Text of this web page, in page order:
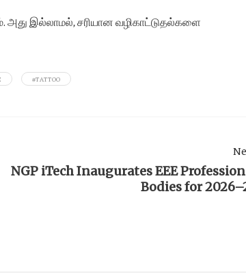
அது இல்லாமல், சரியான வழிகாட்டுதல்களை
#TATTOO
NGP iTech Inaugurates EEE
Bodies for